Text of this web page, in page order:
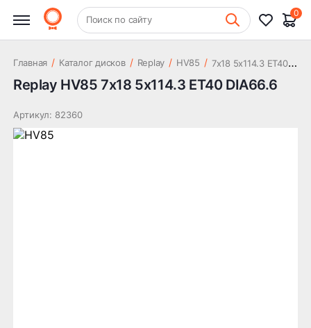
+7 (831) 261-35-35 Шиномонтаж
Поиск по сайту
0
Главная / Каталог дисков / Replay / HV85 / 7
x18 5x114.3 ET40 DIA66.6
Replay HV85 7x18 5x114.3 ET40 DIA66.6
Артикул: 82360